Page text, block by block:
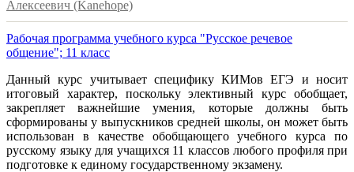
Алексеевич (Kanehope)
Рабочая программа учебного курса "Русское речевое
общение"; 11 класс
Данный курс учитывает специфику КИМов ЕГЭ и носит
итоговый характер, поскольку элективный курс обобщает,
закрепляет важнейшие умения, которые должны быть
сформированы у выпускников средней школы, он может быть
использован в качестве обобщающего учебного курса по
русскому языку для учащихся 11 классов любого профиля при
подготовке к единому государственному экзамену.